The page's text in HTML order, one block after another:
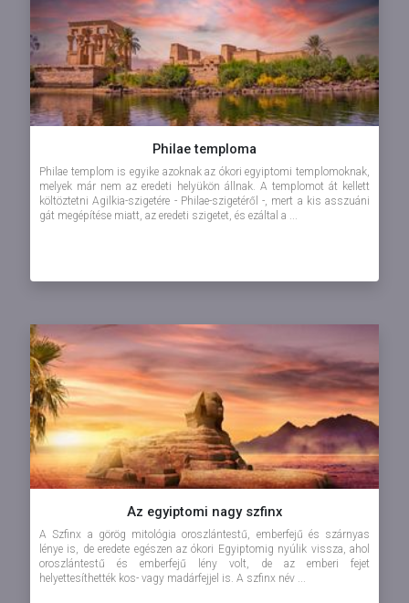
Philae temploma
Philae templom is egyike azoknak az ókori egyiptomi templomoknak,
melyek már nem az eredeti helyükön állnak. A templomot át kellett
költöztetni Agilkia-szigetére - Philae-szigetéről -, mert a kis asszuáni
gát megépítése miatt, az eredeti szigetet, és ezáltal a ...
Az egyiptomi nagy szfinx
A Szfinx a görög mitológia oroszlántestű, emberfejű és szárnyas
lénye is, de eredete egészen az ókori Egyiptomig nyúlik vissza, ahol
oroszlántestű és emberfejű lény volt, de az emberi fejet
helyettesíthették kos- vagy madárfejjel is. A szfinx név ...